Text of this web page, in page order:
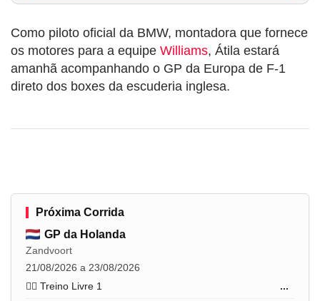
Como piloto oficial da BMW, montadora que fornece
os motores para a equipe Williams, Átila estará
amanhã acompanhando o GP da Europa de F-1
direto dos boxes da escuderia inglesa.
Próxima Corrida
GP da Holanda
Zandvoort
21/08/2026 a 23/08/2026
🏋️‍♂️ Treino Livre 1
...